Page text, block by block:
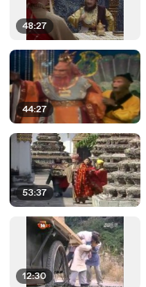
48:27
44:27
53:37
12:30